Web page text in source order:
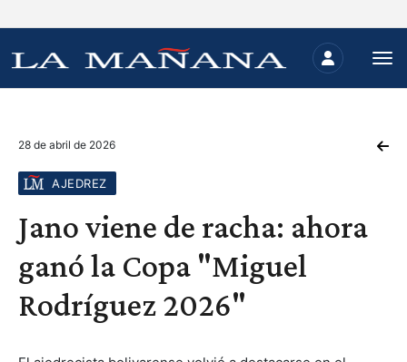
28 de abril de 2026
AJEDREZ
Jano viene de racha: ahora
ganó la Copa "Miguel
Rodríguez 2026"